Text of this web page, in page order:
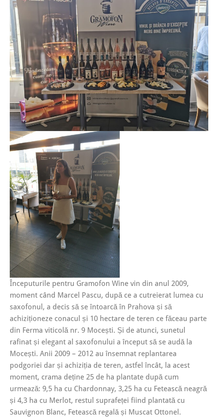
Începuturile pentru Gramofon Wine vin din anul 2009,
moment când Marcel Pascu, după ce a cutreierat lumea cu
saxofonul, a decis să se întoarcă în Prahova și să
achiziționeze conacul și 10 hectare de teren ce făceau parte
din Ferma viticolă nr. 9 Mocești. Și de atunci, sunetul
rafinat și elegant al saxofonului a început să se audă la
Mocești. Anii 2009 – 2012 au însemnat replantarea
podgoriei dar și achiziția de teren, astfel încât, la acest
moment, crama deține 25 de ha plantate după cum
urmează: 9,5 ha cu Chardonnay, 3,25 ha cu Fetească neagră
și 4,3 ha cu Merlot, restul suprafeței fiind plantată cu
Sauvignon Blanc, Fetească regală și Muscat Ottonel.